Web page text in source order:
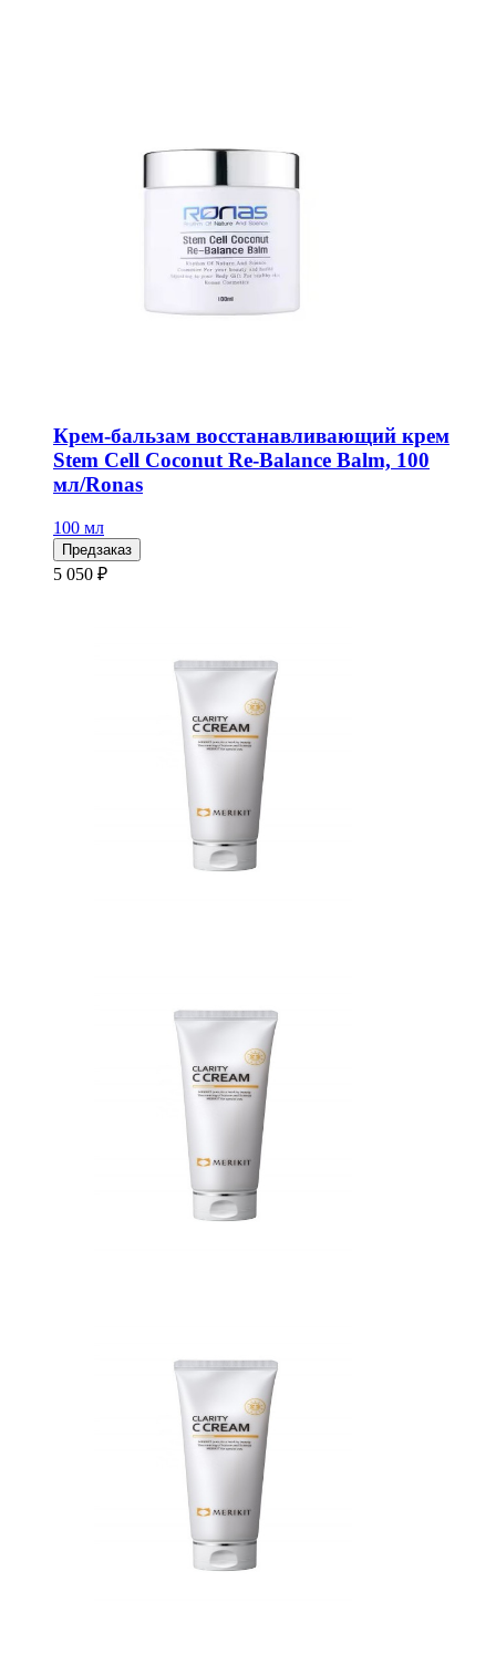
Крем-бальзам восстанавливающий крем
Stem Cell Coconut Re-Balance Balm, 100
мл/Ronas
100 мл
Предзаказ
5 050 ₽